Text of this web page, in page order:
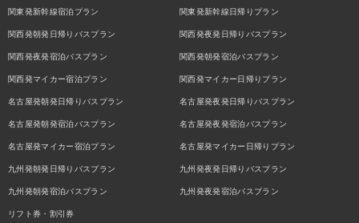
関東発新幹線宿泊プラン 関東発新幹線日帰りプラン
関西発朝発日帰りバスプラン 関西発夜発日帰りバスプラン
関西発夜発宿泊バスプラン 関西発朝発宿泊バスプラン
関西発マイカー宿泊プラン 関西発マイカー日帰りプラン
名古屋発朝発日帰りバスプラン 名古屋発夜発日帰りバスプラン
名古屋発朝発宿泊バスプラン 名古屋発夜発宿泊バスプラン
名古屋発マイカー宿泊プラン 名古屋発マイカー日帰りプラン
九州発朝発日帰りバスプラン 九州発夜発日帰りバスプラン
九州発朝発宿泊バスプラン 九州発夜発宿泊バスプラン
リフト券・割引券